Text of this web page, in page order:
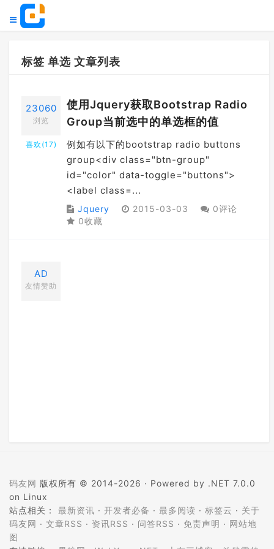
标签 单选 文章列表
23060
浏览
喜欢(17)
使用Jquery获取Bootstrap Radio
Group当前选中的单选框的值
例如有以下的bootstrap radio buttons
group<div class="btn-group"
id="color" data-toggle="buttons">
<label class=...
Jquery 2015-03-03
0评论
0收藏
AD
友情赞助
码友网 版权所有 © 2014-2026 · Powered by .NET 7.0.0
on Linux
站点相关： 最新资讯 · 开发者必备 · 最多阅读 · 标签云 · 关于
码友网 · 文章RSS · 资讯RSS · 问答RSS · 免责声明 · 网站地
图